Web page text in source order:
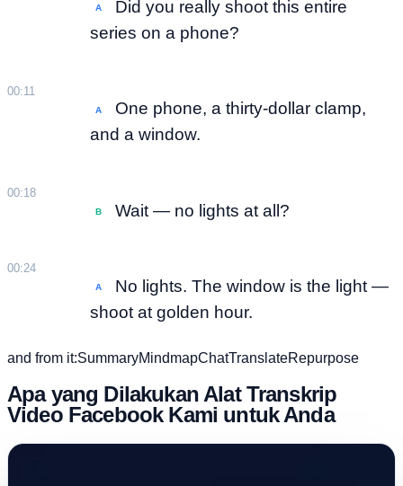
A
Did you really shoot this entire
series on a phone?
00:11
A
One phone, a thirty-dollar clamp,
and a window.
00:18
B Wait — no lights at all?
00:24
A
No lights. The window is the light —
shoot at golden hour.
and from it:SummaryMindmapChatTranslateRepurpose
Apa yang Dilakukan Alat Transkrip
Video Facebook Kami untuk Anda